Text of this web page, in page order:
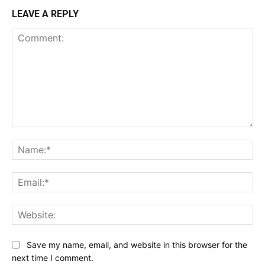
LEAVE A REPLY
Save my name, email, and website in this browser for the
next time I comment.